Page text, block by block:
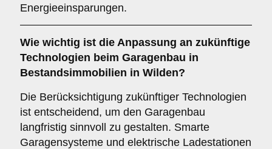
Energieeinsparungen.
Wie wichtig ist die Anpassung an zukünftige
Technologien beim Garagenbau in
Bestandsimmobilien in Wilden?
Die Berücksichtigung zukünftiger Technologien
ist entscheidend, um den Garagenbau
langfristig sinnvoll zu gestalten. Smarte
Garagensysteme und elektrische Ladestationen